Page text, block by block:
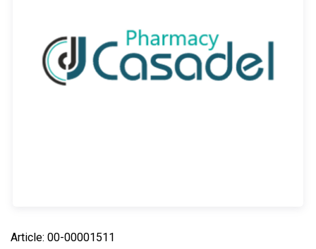
Article: 00-00001511